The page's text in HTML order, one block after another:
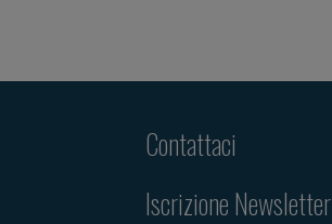
Contattaci
Iscrizione Newsletter